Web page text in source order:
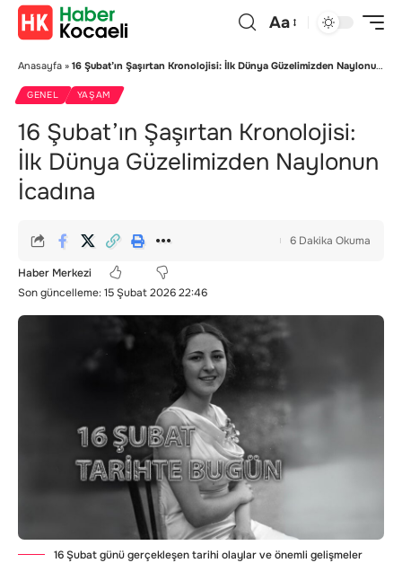
Aa
Anasayfa » 16 Şubat’ın Şaşırtan Kronolojisi: İlk Dünya Güzelimizden Naylonun İcadına
GENEL YAŞAM
16 Şubat’ın Şaşırtan Kronolojisi:
İlk Dünya Güzelimizden Naylonun
İcadına
Son güncelleme: 15 Şubat 2026 22:46
Haber Merkezi
6 Dakika Okuma
16 Şubat günü gerçekleşen tarihi olaylar ve önemli gelişmeler